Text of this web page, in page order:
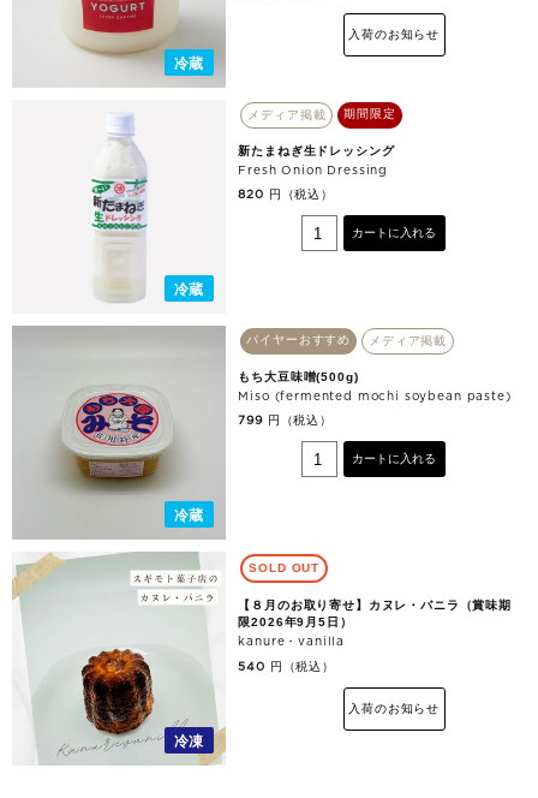
冷蔵
入荷のお知らせ
冷蔵
メディア掲載 期間限定
新たまねぎ生ドレッシング
Fresh Onion Dressing
820 円（税込）
カートに入れる
冷蔵
バイヤーおすすめ メディア掲載
もち大豆味噌(500g)
Miso (fermented mochi soybean paste)
799 円（税込）
カートに入れる
冷凍
SOLD OUT
【８月のお取り寄せ】カヌレ・バニラ（賞味期
限2026年9月5日）
kanure・vanilla
540 円（税込）
入荷のお知らせ